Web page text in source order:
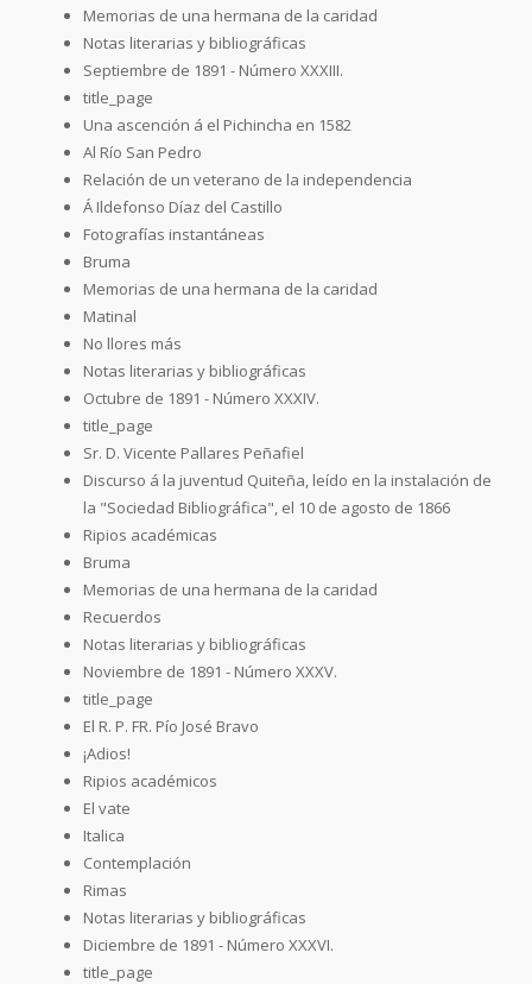
Memorias de una hermana de la caridad
Notas literarias y bibliográficas
Septiembre de 1891 - Número XXXIII.
title_page
Una ascención á el Pichincha en 1582
Al Río San Pedro
Relación de un veterano de la independencia
Á Ildefonso Díaz del Castillo
Fotografías instantáneas
Bruma
Memorias de una hermana de la caridad
Matinal
No llores más
Notas literarias y bibliográficas
Octubre de 1891 - Número XXXIV.
title_page
Sr. D. Vicente Pallares Peñafiel
Discurso á la juventud Quiteña, leído en la instalación de
la "Sociedad Bibliográfica", el 10 de agosto de 1866
Ripios académicas
Bruma
Memorias de una hermana de la caridad
Recuerdos
Notas literarias y bibliográficas
Noviembre de 1891 - Número XXXV.
title_page
El R. P. FR. Pío José Bravo
¡Adios!
Ripios académicos
El vate
Italica
Contemplación
Rimas
Notas literarias y bibliográficas
Diciembre de 1891 - Número XXXVI.
title_page